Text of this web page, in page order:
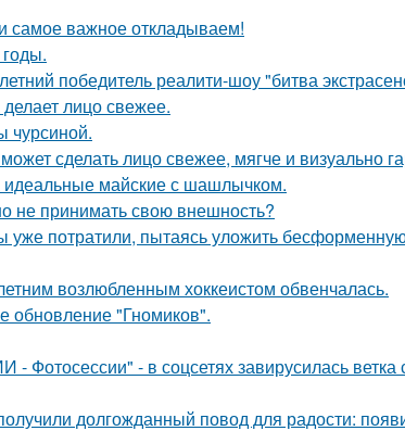
самое важное откладываем!
победитель реалити-шоу "битва
лицо свежее.
сделать лицо свежее, мягче и визуально
майские с шашлычком.
не принимать свою внешность?
уже потратили, пытаясь уложить
возлюбленным хоккеистом обвенчалась.
обновление "Гномиков".
Фотосессии" - в соцсетях завирусилась
долгожданный повод для радости: